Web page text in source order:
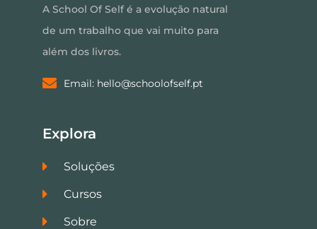
A School Of Self é a evolução natural
de um trabalho que vai muito para
além dos livros.
Email: hello@schoolofself.pt
Explora
Soluções
Cursos
Sobre